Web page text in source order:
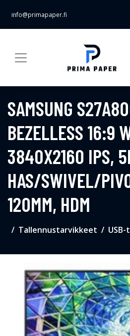
info@primapaper.fi
SAMSUNG
BEZELLESS 16:9
3840X2160 IPS,
HAS/SWIVEL/
120MM, HDM
Tallennustarvikkeet